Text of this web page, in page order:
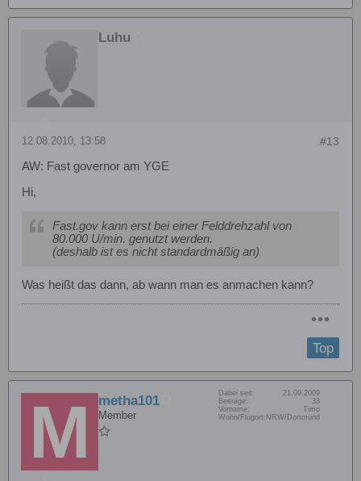
Luhu
#13
12.08.2010, 13:58
AW: Fast governor am YGE
Hi,
Fast.gov kann erst bei einer Felddrehzahl von
80.000 U/min. genutzt werden.
(deshalb ist es nicht standardmäßig an)
Was heißt das dann, ab wann man es anmachen kann?
Top
metha101
Member
Dabei seit:
21.09.2009
Beiträge:
33
Vorname:
Timo
Wohn/Flugort: NRW/Dortmund